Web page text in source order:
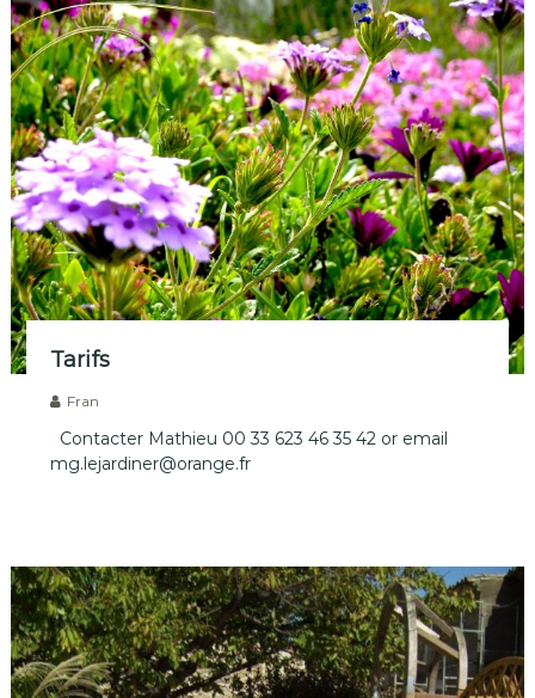
Tarifs
Fran
Contacter Mathieu 00 33 623 46 35 42 or email
mg.lejardiner@orange.fr